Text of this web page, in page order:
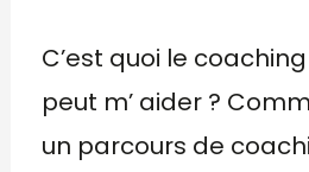
C’est quoi le
peut m’ aider ?
un parcours de